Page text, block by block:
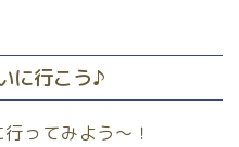
に行こう♪
ってみよう〜！